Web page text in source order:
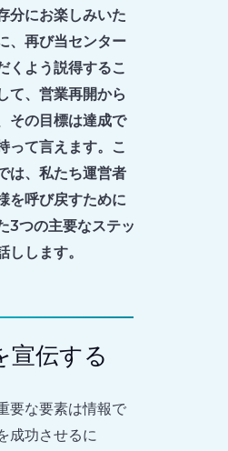
分にお楽しみいた
、再び当センター
くよう説得するこ
て、営業再開から
その目標は達成で
って言えます。こ
は、私たち運営者
を呼び戻すために
3つの主要なステッ
しします。
宣伝する
要な要素は情報で
成功させるに